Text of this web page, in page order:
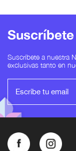
Suscríbete
Suscríbete a nuestra
exclusivas tanto en